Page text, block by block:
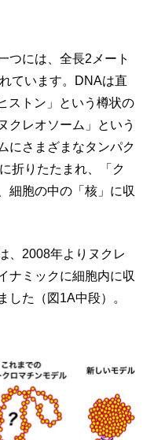
つには、全長2メート
ています。DNAは直
ストン」という樽状の
クレオソーム」という
にさまざまなタンパク
折りたたまれ、「ク
細胞の中の「核」に収
、2008年よりヌクレ
ナミックに細胞内に収
した（図1A中段）。